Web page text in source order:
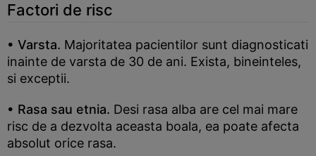
Factori de risc
• Varsta. Majoritatea pacientilor sunt diagnosticati
inainte de varsta de 30 de ani. Exista, bineinteles,
si exceptii.
• Rasa sau etnia. Desi rasa alba are cel mai mare
risc de a dezvolta aceasta boala, ea poate afecta
absolut orice rasa.